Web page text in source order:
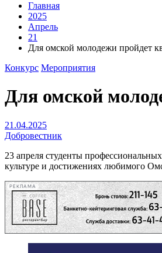
Главная
2025
Апрель
21
Для омской молодежи пройдет
Конкурс Мероприятия
Для омской
21.04.2025
Добровестник
23 апреля студенты
культуре и достижениях любимого
РЕКЛАМА